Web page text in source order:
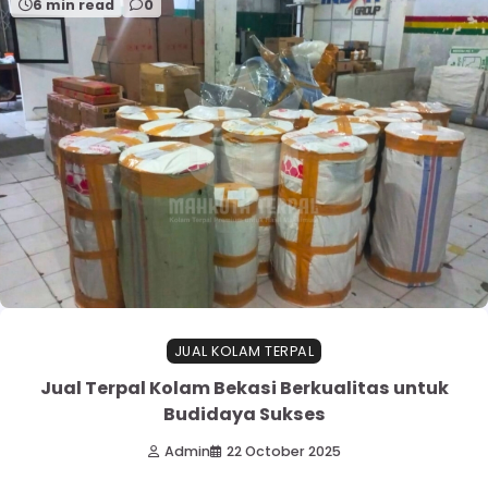
6 min read 0
JUAL KOLAM TERPAL
Jual Terpal Kolam Bekasi Berkualitas untuk
Budidaya Sukses
Admin 22 October 2025